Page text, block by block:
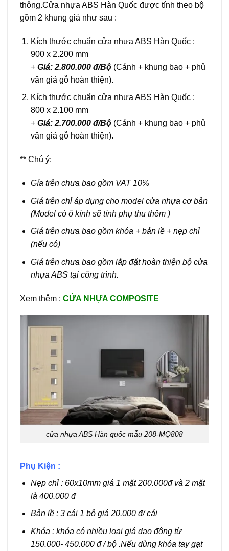
thông.Cửa nhựa ABS Hàn Quốc được tính theo bộ
gồm 2 khung giá như sau :
Kích thước chuẩn cửa nhựa ABS Hàn Quốc :
900 x 2.200 mm
+ Giá: 2.800.000 đ/Bộ(Cánh + khung bao + phủ
vân giả gỗ hoàn thiện).
Kích thước chuẩn cửa nhựa ABS Hàn Quốc :
800 x 2.100 mm
+Giá: 2.700.000 đ/Bộ(Cánh + khung bao + phủ
vân giả gỗ hoàn thiện).
** Chú ý:
Gía trên chưa bao gồm VAT 10%
Giá trên chỉ áp dụng cho model cửa nhựa cơ bản
(Model có ô kính sẽ tính phụ thu thêm )
Giá trên chưa bao gồm khóa + bản lề + nẹp chỉ
(nếu có)
Giá trên chưa bao gồm lắp đặt hoàn thiện bộ cửa
nhựa ABS tại công trình.
Xem thêm : CỬA NHỰA COMPOSITE
cửa nhựa ABS Hàn quốc mẫu 208-MQ808
Phụ Kiện :
Nẹp chỉ : 60x10mm giá 1 mặt 200.000đ và 2 mặt
là 400.000 đ
Bản lề : 3 cái 1 bộ giá 20.000 đ/ cái
Khóa : khóa có nhiều loại giá dao động từ
150.000- 450.000 đ / bộ .Nếu dùng khóa tay gạt